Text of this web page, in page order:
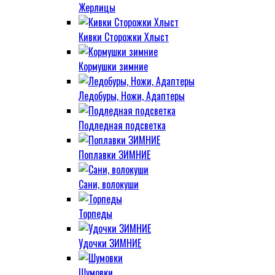
Жерлицы
Кивки Сторожки Хлыст
Кормушки зимние
Ледобуры, Ножи, Адаптеры
Подледная подсветка
Поплавки ЗИМНИЕ
Сани, волокуши
Торпеды
Удочки ЗИМНИЕ